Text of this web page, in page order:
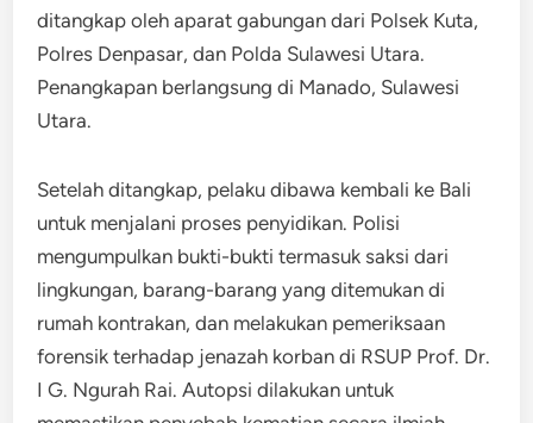
ditangkap oleh aparat gabungan dari Polsek Kuta,
Polres Denpasar, dan Polda Sulawesi Utara.
Penangkapan berlangsung di Manado, Sulawesi
Utara.
Setelah ditangkap, pelaku dibawa kembali ke Bali
untuk menjalani proses penyidikan. Polisi
mengumpulkan bukti-bukti termasuk saksi dari
lingkungan, barang-barang yang ditemukan di
rumah kontrakan, dan melakukan pemeriksaan
forensik terhadap jenazah korban di RSUP Prof. Dr.
I G. Ngurah Rai. Autopsi dilakukan untuk